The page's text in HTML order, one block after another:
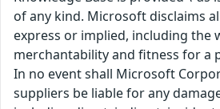
of any kind. Microsoft disclaims
express or implied, including the
merchantability and fitness for a
In no event shall Microsoft
suppliers be liable for any